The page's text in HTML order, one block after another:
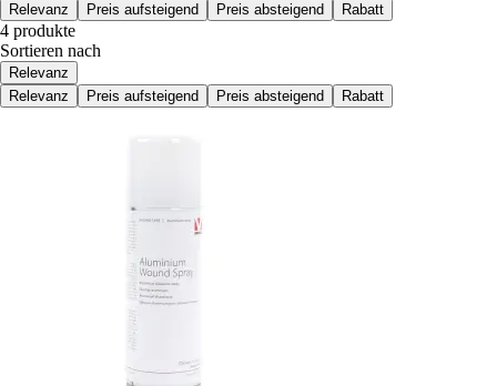
Relevanz
Preis aufsteigend Preis absteigend Rabatt
4 produkte
Sortieren nach
Relevanz
Relevanz
Preis aufsteigend Preis absteigend Rabatt